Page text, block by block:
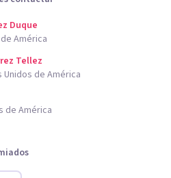
Duque
América
Tellez
Unidos de América
de América